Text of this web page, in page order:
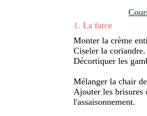
1 . La farce
Monter la crème
Ciseler la coriandre.
Décortiquer les
Mélanger la chair
Ajouter les
l'assaisonnement.